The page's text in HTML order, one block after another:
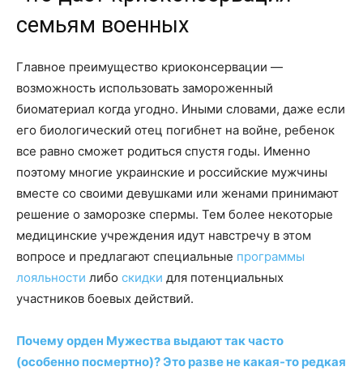
семьям военных
Главное преимущество криоконсервации —
возможность использовать замороженный
биоматериал когда угодно. Иными словами, даже если
его биологический отец погибнет на войне, ребенок
все равно сможет родиться спустя годы. Именно
поэтому многие украинские и российские мужчины
вместе со своими девушками или женами принимают
решение о заморозке спермы. Тем более некоторые
медицинские учреждения идут навстречу в этом
вопросе и предлагают специальные программы
лояльности либо скидки для потенциальных
участников боевых действий.
Почему орден Мужества выдают так часто
(особенно посмертно)? Это разве не какая-то редкая